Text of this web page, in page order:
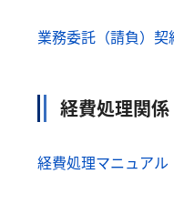
業務委託（請負）
経費処理関係
経費処理マニュア